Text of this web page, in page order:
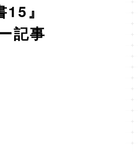
』
記事